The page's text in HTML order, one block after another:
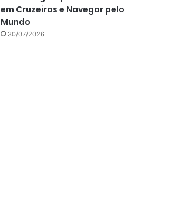
em Cruzeiros e Navegar pelo
Mundo
30/07/2026